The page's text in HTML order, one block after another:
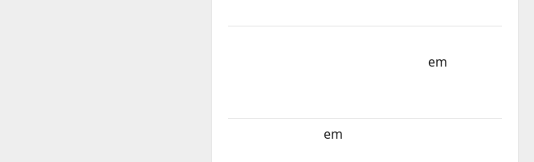
em
em